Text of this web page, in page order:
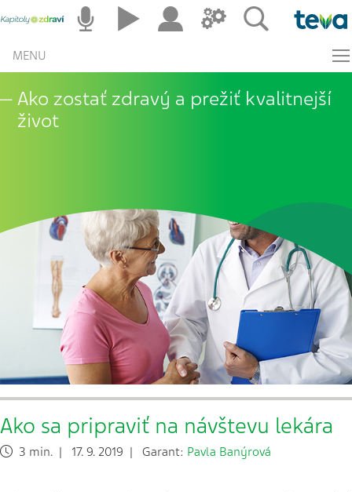
MENU
Ako zostať zdravý a prežiť kvalitnejší
život
Ako sa pripraviť na návštevu lekára
3 min. | 17. 9. 2019 | Garant: Pavla Banýrová